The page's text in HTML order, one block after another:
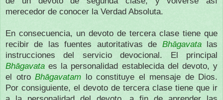
merecedor de conocer la Verdad Absoluta.
En consecuencia, un devoto de tercera clase tiene que
recibir de las fuentes autoritativas de Bhāgavatalas
instrucciones del servicio devocional. El principal
Bhāgavata es la personalidad establecida del devoto, y
el otro Bhāgavatam lo constituye el mensaje de Dios.
Por consiguiente, el devoto de tercera clase tiene que ir